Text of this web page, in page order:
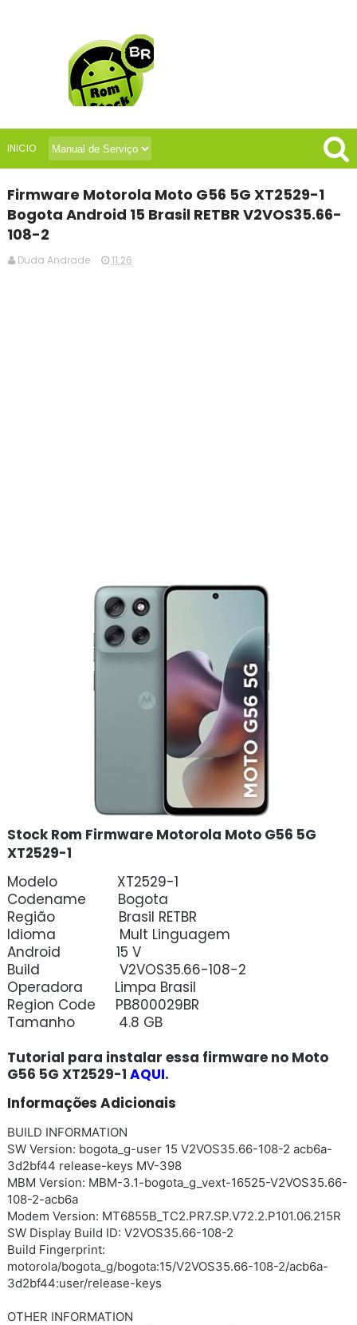
INICIO
Firmware Motorola Moto G56 5G XT2529-1
Bogota Android 15 Brasil RETBR V2VOS35.66-
108-2
Duda Andrade 11:26
Stock Rom Firmware Motorola Moto G56 5G
XT2529-1
Modelo XT2529-1
Codename Bogota
Região Brasil RETBR
Idioma Mult Linguagem
Android 15 V
Build V2VOS35.66-108-2
Operadora Limpa Brasil
Region Code PB800029BR
Tamanho 4.8 GB
Tutorial para instalar essa firmware no Moto
G56 5G XT2529-1 AQUI.
Informações Adicionais
BUILD INFORMATION
SW Version: bogota_g-user 15 V2VOS35.66-108-2 acb6a-
3d2bf44 release-keys MV-398
MBM Version: MBM-3.1-bogota_g_vext-16525-V2VOS35.66-
108-2-acb6a
Modem Version: MT6855B_TC2.PR7.SP.V72.2.P101.06.215R
SW Display Build ID: V2VOS35.66-108-2
Build Fingerprint:
motorola/bogota_g/bogota:15/V2VOS35.66-108-2/acb6a-
3d2bf44:user/release-keys
OTHER INFORMATION